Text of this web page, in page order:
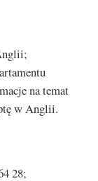
na temat
w Anglii.
28;